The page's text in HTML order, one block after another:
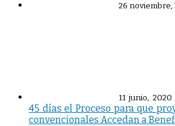
26 noviembre,
11 junio, 2020
45 días el Proceso para que
convencionales Accedan a